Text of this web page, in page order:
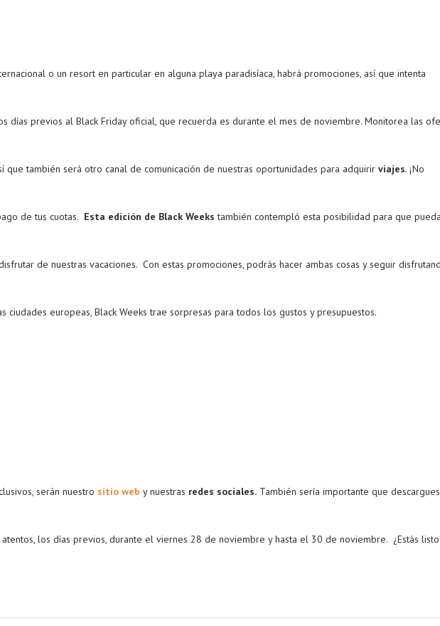
o un resort en particular en alguna playa paradisíaca, habrá promociones, así que intenta
previos al Black Friday oficial, que recuerda es durante el mes de noviembre. Monitorea las
que también será otro canal de comunicación de nuestras oportunidades para adquirir viajes. ¡No
de tus cuotas. Esta edición de Black Weekstambién contempló esta posibilidad para que
de nuestras vacaciones. Con estas promociones, podrás hacer ambas cosas y seguir
europeas, Black Weeks trae sorpresas para todos los gustos y presupuestos.
serán nuestro sitio web y nuestras redes sociales. También sería importante que
los días previos, durante el viernes 28 de noviembre y hasta el 30 de noviembre. ¿Estás